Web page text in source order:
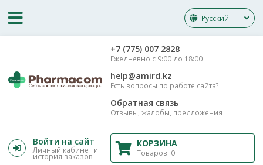
Русский
‎+7 (775) 007 2828
Ежедневно с 9:00 до 18:00
help@amird.kz
Есть вопросы по работе сайта?
Обратная связь
Отзывы, жалобы, предложения
Войти на сайт
Личный кабинет и
история заказов
КОРЗИНА
Товаров: 0